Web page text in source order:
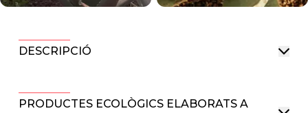
DESCRIPCIÓ
PRODUCTES ECOLÒGICS ELABORATS A